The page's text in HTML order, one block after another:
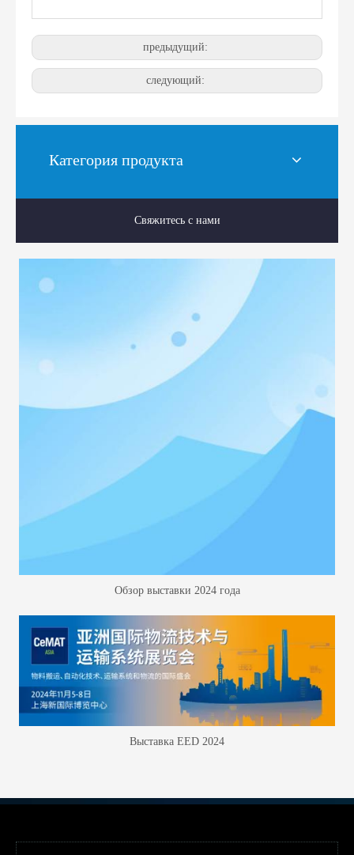
предыдущий:
следующий:
Категория продукта
Свяжитесь с нами
Обзор выставки 2024 года
Выставка EED 2024